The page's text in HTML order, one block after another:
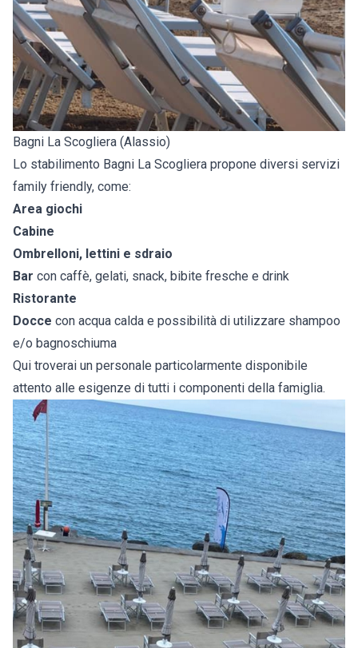
Bagni La Scogliera (Alassio)
Lo stabilimento Bagni La Scogliera propone diversi servizi
family friendly, come:
Area giochi
Cabine
Ombrelloni, lettini e sdraio
Bar con caffè, gelati, snack, bibite fresche e drink
Ristorante
Docce con acqua calda e possibilità di utilizzare shampoo
e/o bagnoschiuma
Qui troverai un personale particolarmente disponibile
attento alle esigenze di tutti i componenti della famiglia.